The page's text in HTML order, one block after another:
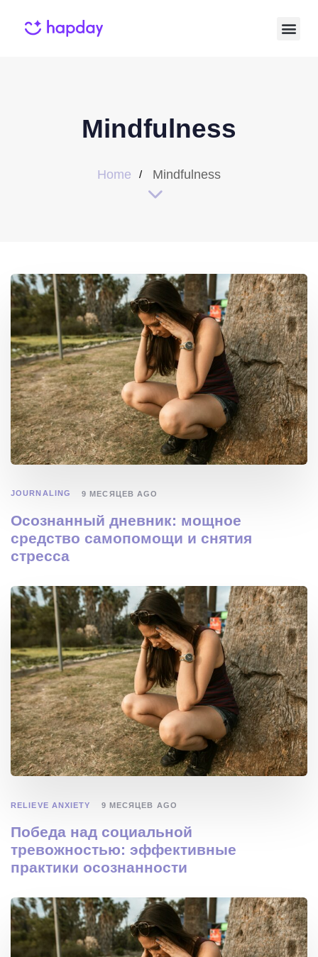
Mindfulness
Home Mindfulness
JOURNALING 9 МЕСЯЦЕВ AGO
Осознанный дневник: мощное
средство самопомощи и снятия
стресса
RELIEVE ANXIETY 9 МЕСЯЦЕВ AGO
Победа над социальной
тревожностью: эффективные
практики осознанности